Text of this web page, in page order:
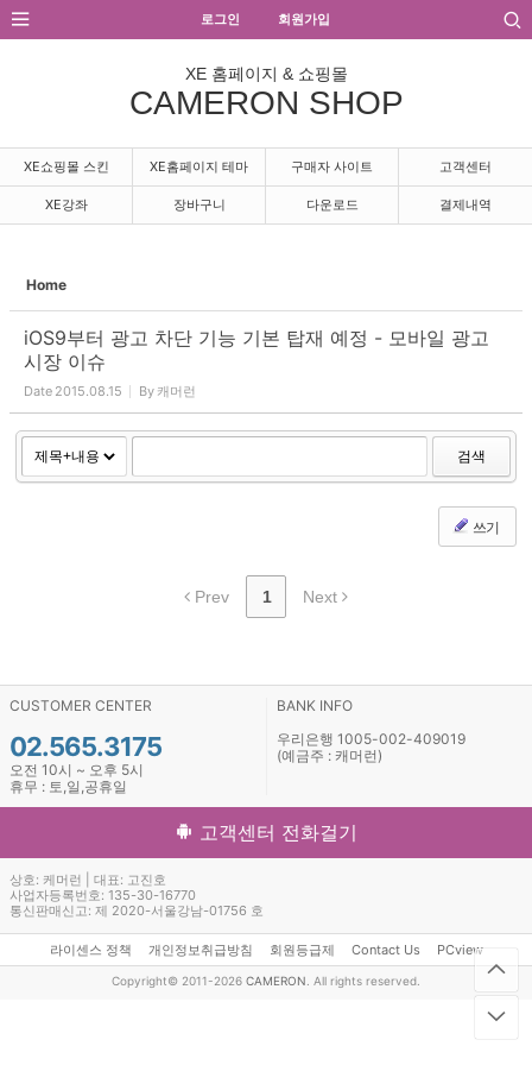
로그인 회원가입
XE 홈페이지 & 쇼핑몰
CAMERON SHOP
XE쇼핑몰 스킨 XE홈페이지 테마 구매자 사이트 고객센터
XE강좌 장바구니 다운로드 결제내역
Home
iOS9부터 광고 차단 기능 기본 탑재 예정 - 모바일 광고
시장 이슈
Date 2015.08.15 By 캐머런
검색
쓰기
Prev 1 Next
CUSTOMER CENTER
02.565.3175
오전 10시 ~ 오후 5시
휴무 : 토,일,공휴일
BANK INFO
우리은행 1005-002-409019
(예금주 : 캐머런)
고객센터 전화걸기
상호: 케머런 | 대표: 고진호
사업자등록번호: 135-30-16770
통신판매신고: 제 2020-서울강남-01756 호
라이센스 정책 개인정보취급방침 회원등급제 Contact Us PCview
Copyright© 2011-2026 CAMERON . All rights reserved.